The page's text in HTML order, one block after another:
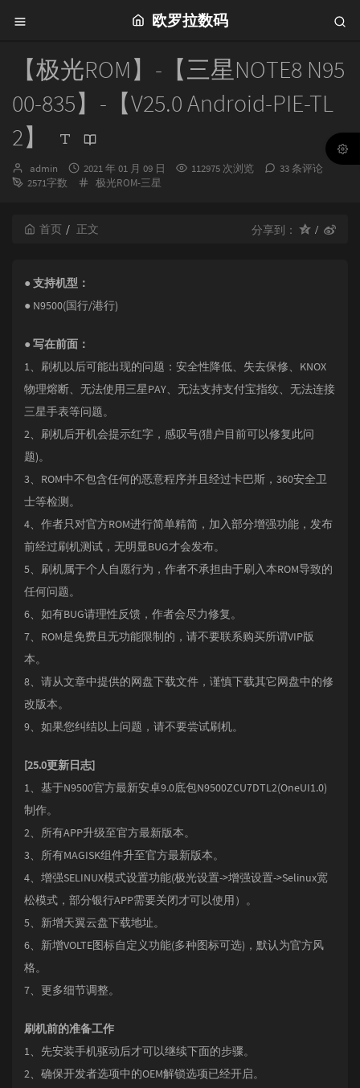
欧罗拉数码
【极光ROM】-【三星NOTE8 N95
00-835】-【V25.0 Android-PIE-TL
2】
博
主：
admin
发
布
2021 年 01 月 09 日 112975 次浏览
33 条评论
2571字数
分
极光ROM-三星
首页 正文 分享到：
● 支持机型：
● N9500(国行/港行)
● 写在前面：
1、刷机以后可能出现的问题：安全性降低、失去保修、KNOX
物理熔断、无法使用三星PAY、无法支持支付宝指纹、无法连接
三星手表等问题。
2、刷机后开机会提示红字，感叹号(猎户目前可以修复此问
题)。
3、ROM中不包含任何的恶意程序并且经过卡巴斯，360安全卫
士等检测。
4、作者只对官方ROM进行简单精简，加入部分增强功能，发布
前经过刷机测试，无明显BUG才会发布。
5、刷机属于个人自愿行为，作者不承担由于刷入本ROM导致的
任何问题。
6、如有BUG请理性反馈，作者会尽力修复。
7、ROM是免费且无功能限制的，请不要联系购买所谓VIP版
本。
8、请从文章中提供的网盘下载文件，谨慎下载其它网盘中的修
改版本。
9、如果您纠结以上问题，请不要尝试刷机。
[25.0更新日志]
1、基于N9500官方最新安卓9.0底包N9500ZCU7DTL2(OneUI1.0)
制作。
2、所有APP升级至官方最新版本。
3、所有MAGISK组件升至官方最新版本。
4、增强SELINUX模式设置功能(极光设置->增强设置->Selinux宽
松模式，部分银行APP需要关闭才可以使用）。
5、新增天翼云盘下载地址。
6、新增VOLTE图标自定义功能(多种图标可选)，默认为官方风
格。
7、更多细节调整。
刷机前的准备工作
1、先安装手机驱动后才可以继续下面的步骤。
2、确保开发者选项中的OEM解锁选项已经开启。